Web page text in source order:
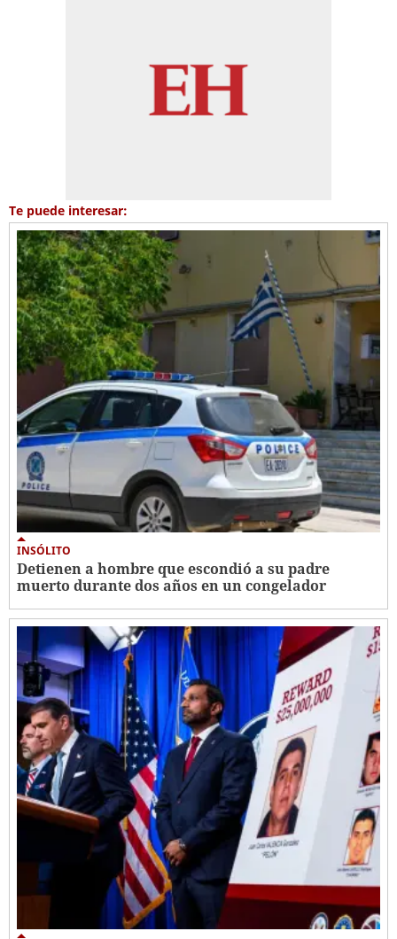
Te puede interesar:
INSÓLITO
Detienen a hombre que escondió a su padre
muerto durante dos años en un congelador